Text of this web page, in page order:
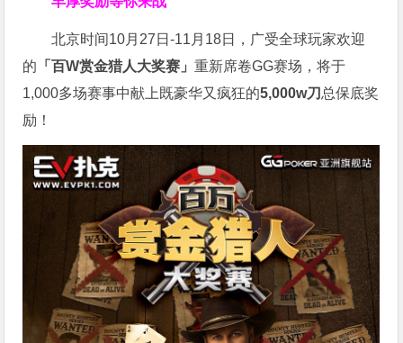
北京时间10月27日-11月18日，广受全球玩家欢迎
的 「百W赏金猎人大奖赛」重新席卷GG赛场，将于
1,000多场赛事中献上既豪华又疯狂的5,000w刀 总保底奖
励！